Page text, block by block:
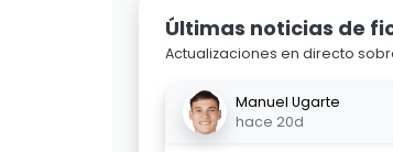
Últimas noticias de
Actualizaciones en directo
Manuel Ugarte
hace 20d